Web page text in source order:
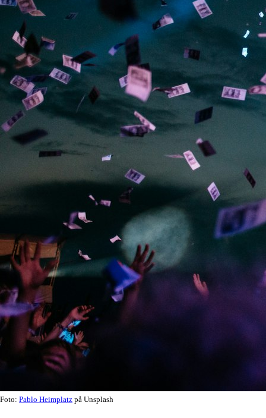
Foto: Pablo Heimplatz på Unsplash